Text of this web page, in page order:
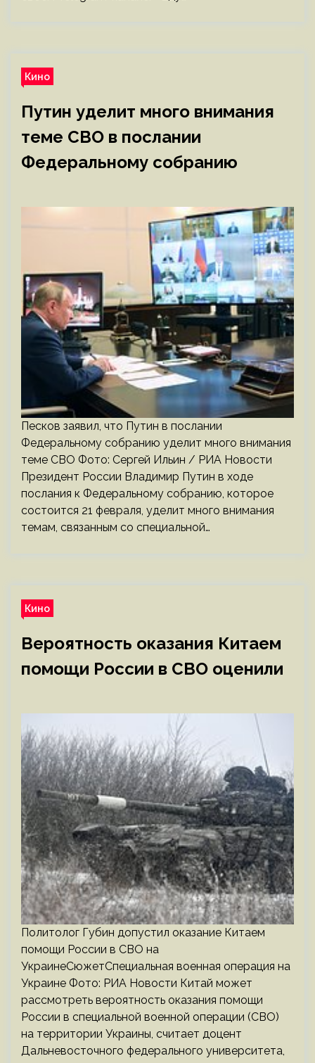
Кино
Путин уделит много внимания
теме СВО в послании
Федеральному собранию
Песков заявил, что Путин в послании
Федеральному собранию уделит много внимания
теме СВО Фото: Сергей Ильин / РИА Новости
Президент России Владимир Путин в ходе
послания к Федеральному собранию, которое
состоится 21 февраля, уделит много внимания
темам, связанным со специальной…
Кино
Вероятность оказания Китаем
помощи России в СВО оценили
Политолог Губин допустил оказание Китаем
помощи России в СВО на
УкраинеСюжетСпециальная военная операция на
Украине Фото: РИА Новости Китай может
рассмотреть вероятность оказания помощи
России в специальной военной операции (СВО)
на территории Украины, считает доцент
Дальневосточного федерального университета,